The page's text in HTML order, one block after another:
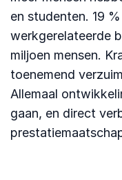
en studenten. 19
werkgerelateerde
miljoen mensen.
toenemend
Allemaal
gaan, en direct